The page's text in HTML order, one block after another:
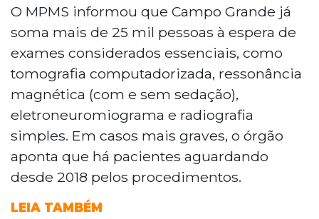
Sul cobrou da Prefeitura de Campo
Grande e do governo do Estado um plano
com metas e cronograma para reduzir a
fila de mais de 25 mil pessoas que
aguardam exames diagnósticos na rede
pública, como tomografia e ressonância
magnética. O órgão concedeu prazo de
180 dias para apresentação do plano e
aponta pacientes esperando desde 2018.
O MPMS informou que Campo Grande já
soma mais de 25 mil pessoas à espera de
exames considerados essenciais, como
tomografia computadorizada, ressonância
magnética (com e sem sedação),
eletroneuromiograma e radiografia
simples. Em casos mais graves, o órgão
aponta que há pacientes aguardando
desde 2018 pelos procedimentos.
LEIA TAMBÉM